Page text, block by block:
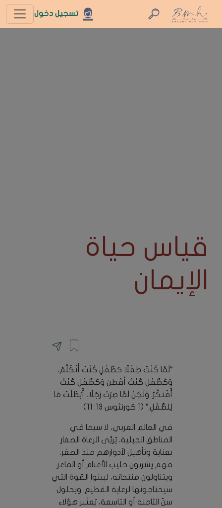
تسجيل دخول
قياس حياة
الإيمان
“لَمَّا كُنْتُ طِفْلًا كطِّفْلِ كُنْتُ أَتَكَلَّمُ،
وَكَطِّفْلِ كُنْتُ أَفْطن وَكَطِّفْلِ كُنْتُ
أُفَتكِّرُ. وَلَكِنْ لَمَّا صِرْتُ رَجُلًا، أَبْطَلْتُ مَا
لِلطِّفْلِ.” (١ كورنثوس ١٣: ١١)
في العالم العربي، لا سيما في
المناطق الجبلية، يُربَّى الرعاة الصغار
بعناية وتأهيل لأدوارهم منذ الصغر.
فهم يشربون حليب الأغنام أو الماعز
ويتناولون منتجاته، ليبنوا القوة التي
سيحتاجونها لرعاية القطيع. وبحلول
سنّ الثامنة أو التاسعة، يُعتَبر هؤلاء